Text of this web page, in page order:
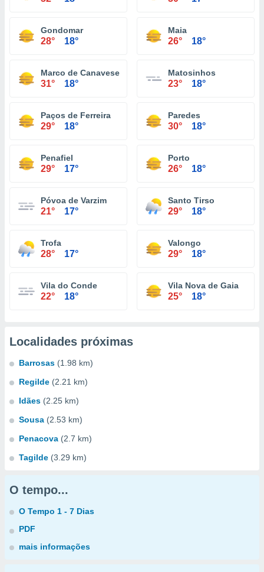
Gondomar
28° 18°
Maia
26° 18°
Marco de Canaveses
31° 18°
Matosinhos
23° 18°
Paços de Ferreira
29° 18°
Paredes
30° 18°
Penafiel
29° 17°
Porto
26° 18°
Póvoa de Varzim
21° 17°
Santo Tirso
29° 18°
Trofa
28° 17°
Valongo
29° 18°
Vila do Conde
22° 18°
Vila Nova de Gaia
25° 18°
Localidades próximas
Barrosas (1.98 km)
Regilde (2.21 km)
Idães (2.25 km)
Sousa (2.53 km)
Penacova (2.7 km)
Tagilde (3.29 km)
O tempo...
O Tempo 1 - 7 Dias
PDF
mais informações